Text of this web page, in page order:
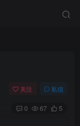
关注 私信
0 67 5